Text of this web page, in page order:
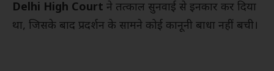
Delhi High Court ने तत्काल सुनवाई से इनकार कर दिया
था, जिसके बाद प्रदर्शन के सामने कोई कानूनी बाधा नहीं बची।